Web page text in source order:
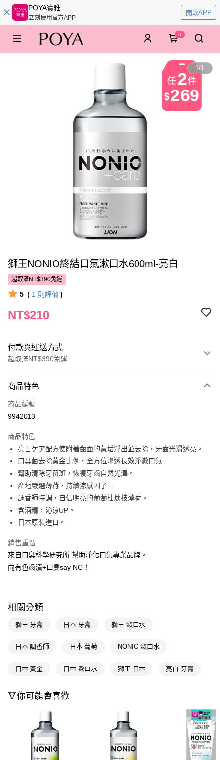
POYA寶雅
立刻使用官方APP
開啟APP
0
1/1
獅王NONIO終結口氣漱口水600ml-亮白
超取滿NT$390免運
5 ( 1 則評價 )
NT$210
付款與運送方式
超取滿NT$390免運
POYA支付
信用卡一次付款
LINE Pay
Apple Pay
街口支付
悠遊付
Google Pay
【關於「AFTEE先享後付」】
AFTEE先享後付是「在收到商品之後才付款」的支付方式。 讓您購物簡單
３．安心：先確認商品／服務後，再付款。
【「AFTEE先享後付」結帳流程】
２．訂單成立數日內，您將收到繳費通知簡訊。
ATM／網路銀行／等多元方式進行付款，方視為交易完成。
後付繳納相關費用。
※ 交易是否成功請以「AFTEE先享後付 」之結帳頁面顯示為準，若有關於
是否繳費成功／繳費後需取消欲退款等相關疑問，請聯繫「AFTEE先享後付
客戶支援中心」
https://netprotections.freshdesk.com/support/home
【注意事項】
１．透過由恩沛科技股份有限公司提供之「AFTEE先享後付」服務完成之交
易，需依本服務之必要範圍內提供個人資料，並將交易相關給付款項請求債
即享券
全家取貨付款
每筆NT$65，滿NT$390(含以上)免運費
每筆NT$65，滿NT$390(含以上)免運費
萊爾富取貨付款
付款後萊爾富取貨
每筆NT$65，滿NT$490(含以上)免運費
7-11取貨付款
每筆NT$65，滿NT$490(含以上)免運費
商品特色
商品編號
9942013
商品特色
亮白ケア配方使附著齒面的黃垢浮出並去除，牙齒光滑透亮。
口臭菌去除黃金比例，全方位滲透長效淨澈口氣
幫助清除牙菌斑，恢復牙齒自然光澤。
產地嚴選薄荷，持續涼感因子。
調香師特調，自信明亮的葡萄柚荔枝薄荷。
含酒精，沁涼UP。
日本原裝進口。
銷售重點
來自口臭科學研究所 幫助淨化口氣專業品牌。
向有色齒漬+口臭say NO！
相關分類
獅王 牙膏 日本 牙膏 獅王 漱口水
日本 調香師 日本 葡萄 NONIO 漱口水
日本 黃金 日本 漱口水 獅王 日本 亮白 牙膏
🔻你可能會喜歡